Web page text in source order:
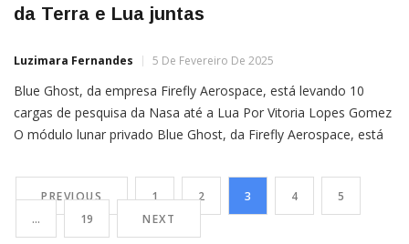
da Terra e Lua juntas
Luzimara Fernandes 5 De Fevereiro De 2025
Blue Ghost, da empresa Firefly Aerospace, está levando 10
cargas de pesquisa da Nasa até a Lua Por Vitoria Lopes Gomez
O módulo lunar privado Blue Ghost, da Firefly Aerospace, está
aproveitando para fazer imagens impressionantes do espaço.
Recentemente, a empresa publicou um vídeo da […]
PREVIOUS 1 2 3 4
5
…
19 NEXT